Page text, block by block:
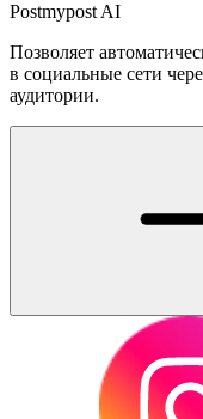
Postmypost AI
Позволяет
в социальные сети
аудитории.